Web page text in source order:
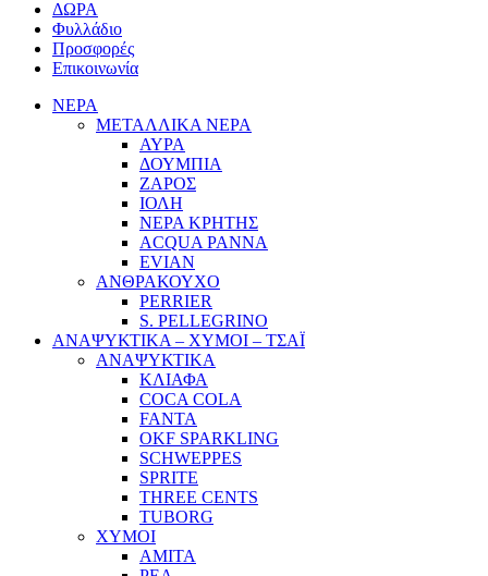
ΔΩΡΑ
Φυλλάδιο
Προσφορές
Επικοινωνία
ΝΕΡΑ
ΜΕΤΑΛΛΙΚΑ ΝΕΡΑ
ΑΥΡΑ
ΔΟΥΜΠΙΑ
ΖΑΡΟΣ
ΙΟΛΗ
ΝΕΡΑ ΚΡΗΤΗΣ
ACQUA PANNA
EVIAN
ΑΝΘΡΑΚΟΥΧΟ
PERRIER
S. PELLEGRINO
ΑΝΑΨΥΚΤΙΚΑ – ΧΥΜΟΙ – ΤΣΑΪ
ΑΝΑΨΥΚΤΙΚΑ
ΚΛΙΑΦΑ
COCA COLA
FANTA
OKF SPARKLING
SCHWEPPES
SPRITE
THREE CENTS
TUBORG
ΧΥΜΟΙ
ΑΜΙΤΑ